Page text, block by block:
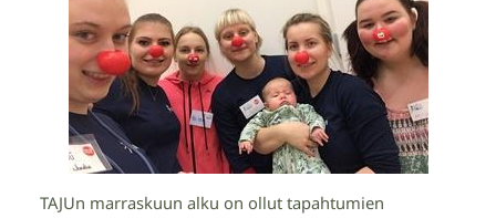
TAJUn marraskuun alku on ollut tapahtumien